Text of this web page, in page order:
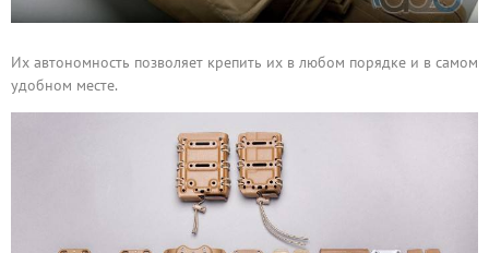
Их автономность позволяет крепить их в любом порядке и в самом
удобном месте.